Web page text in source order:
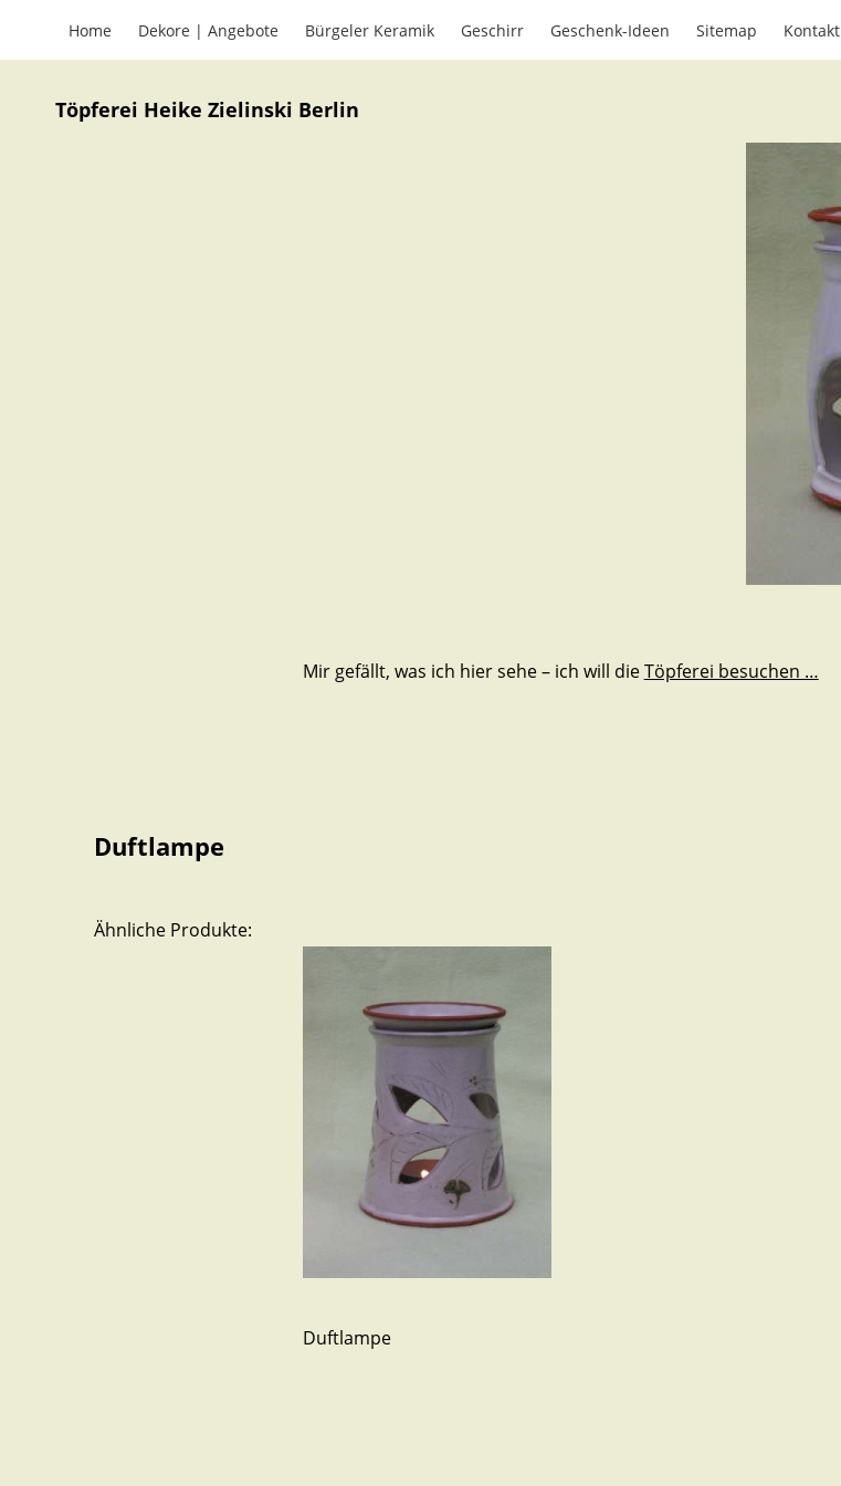
Home Dekore | Angebote Bürgeler Keramik Geschirr Geschenk-Ideen Sitemap Kontakt
Töpferei Heike Zielinski Berlin
Mir gefällt, was ich hier sehe – ich will dieTöpferei besuchen …
Duftlampe
Ähnliche Produkte:
Duftlampe